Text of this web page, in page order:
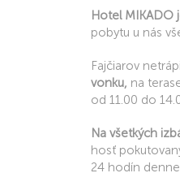
Hotel MIKADO
pobytu u nás
Fajčiarov
vonku, na
od 11.00 do
Na všetkých
hosť
24 hodín